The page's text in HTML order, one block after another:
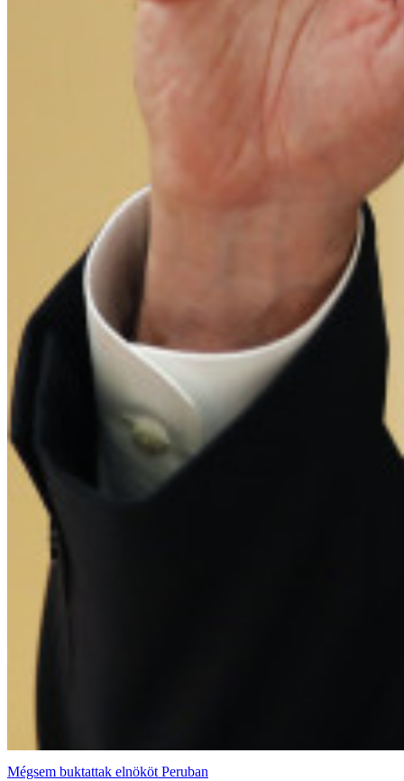
Mégsem buktattak elnököt Peruban